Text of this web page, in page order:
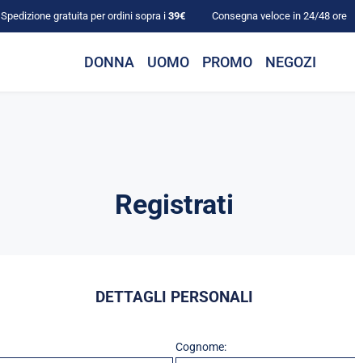
Spedizione gratuita per ordini sopra i 39€ Consegna veloce in 24/48 ore
DONNA UOMO PROMO NEGOZI
Registrati
DETTAGLI PERSONALI
Cognome: